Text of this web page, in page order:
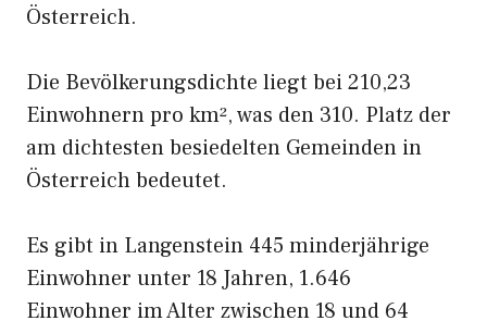
Österreich.
Die Bevölkerungsdichte liegt bei 210,23
Einwohnern pro km², was den 310. Platz der
am dichtesten besiedelten Gemeinden in
Österreich bedeutet.
Es gibt in Langenstein 445 minderjährige
Einwohner unter 18 Jahren, 1.646
Einwohner im Alter zwischen 18 und 64